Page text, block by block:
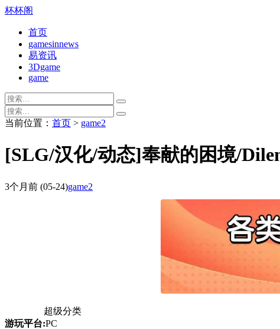
杯杯阁
首页
gamesinnews
易资讯
3Dgame
game
当前位置： 首页 > game2
[SLG/汉化/动态]奉献的困境/
3个月前 (05-24)game2
超级分类
游玩平台:PC